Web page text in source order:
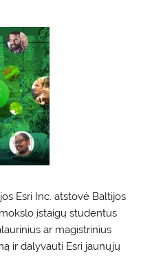
Esri Inc. atstovė Baltijos
įstaigų studentus
ar magistrinius
ir dalyvauti Esri jaunųjų